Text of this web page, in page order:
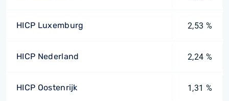
HICP Luxemburg 2,53 %
HICP Nederland 2,24 %
HICP Oostenrijk 1,31 %